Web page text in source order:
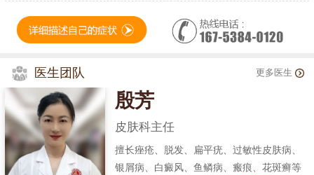
医生团队 更多医生
殷芳
皮肤科主任
擅长痤疮、脱发、扁平疣、过敏性皮肤病、
银屑病、白癜风、鱼鳞病、瘢痕、花斑癣等